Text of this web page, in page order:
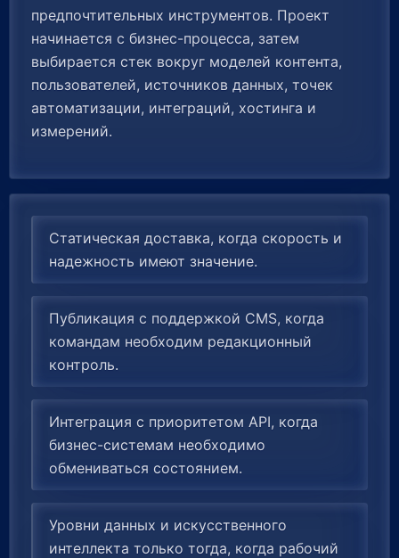
предпочтительных инструментов. Проект
начинается с бизнес-процесса, затем
выбирается стек вокруг моделей контента,
пользователей, источников данных, точек
автоматизации, интеграций, хостинга и
измерений.
Статическая доставка, когда скорость и
надежность имеют значение.
Публикация с поддержкой CMS, когда
командам необходим редакционный
контроль.
Интеграция с приоритетом API, когда
бизнес-системам необходимо
обмениваться состоянием.
Уровни данных и искусственного
интеллекта только тогда, когда рабочий